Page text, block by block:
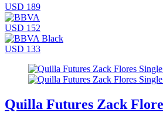
USD 189
USD 152
USD 133
Quilla Futures Zack